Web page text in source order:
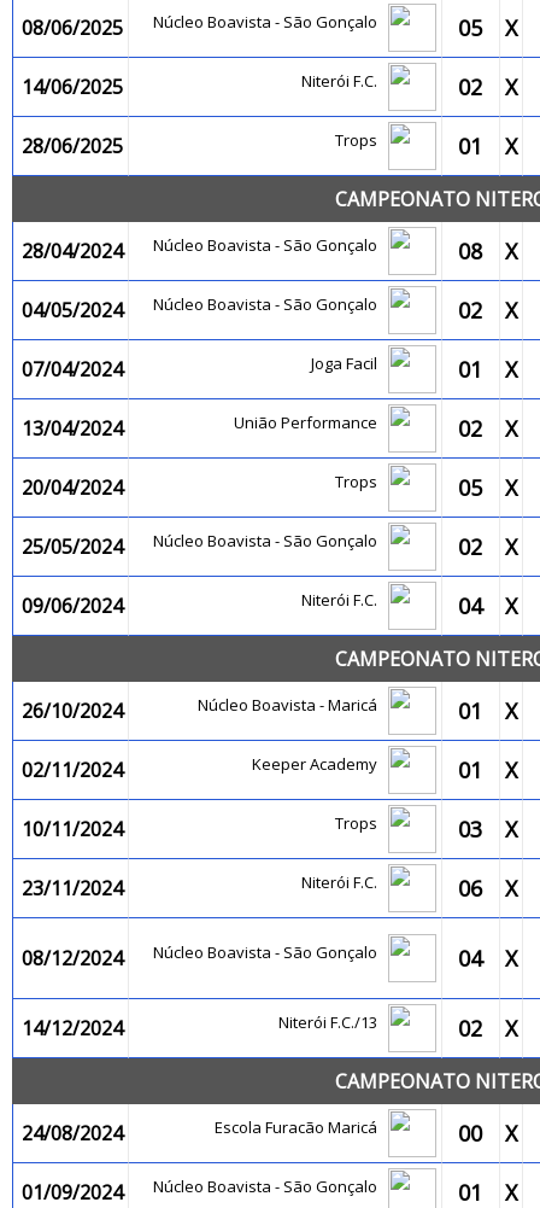
08/06/2025 Núcleo Boavista - São Gonçalo 05 X
14/06/2025 Niterói F.C. 02 X
28/06/2025 Trops 01 X
CAMPEONATO
28/04/2024
Núcleo Boavista - São Gonçalo 08 X
04/05/2024 Núcleo Boavista - São Gonçalo 02 X
07/04/2024 Joga Facil 01 X
13/04/2024 União Performance 02 X
20/04/2024 Trops 05 X
25/05/2024 Núcleo Boavista - São Gonçalo 02 X
09/06/2024 Niterói F.C. 04 X
CAMPEONATO
26/10/2024
Núcleo Boavista - Maricá 01 X
02/11/2024 Keeper Academy 01 X
10/11/2024 Trops 03 X
23/11/2024 Niterói F.C. 06 X
08/12/2024 Núcleo Boavista - São Gonçalo 04 X
14/12/2024 Niterói F.C./13 02 X
CAMPEONATO
24/08/2024
Escola Furacão Maricá 00 X
01/09/2024 Núcleo Boavista - São Gonçalo 01 X